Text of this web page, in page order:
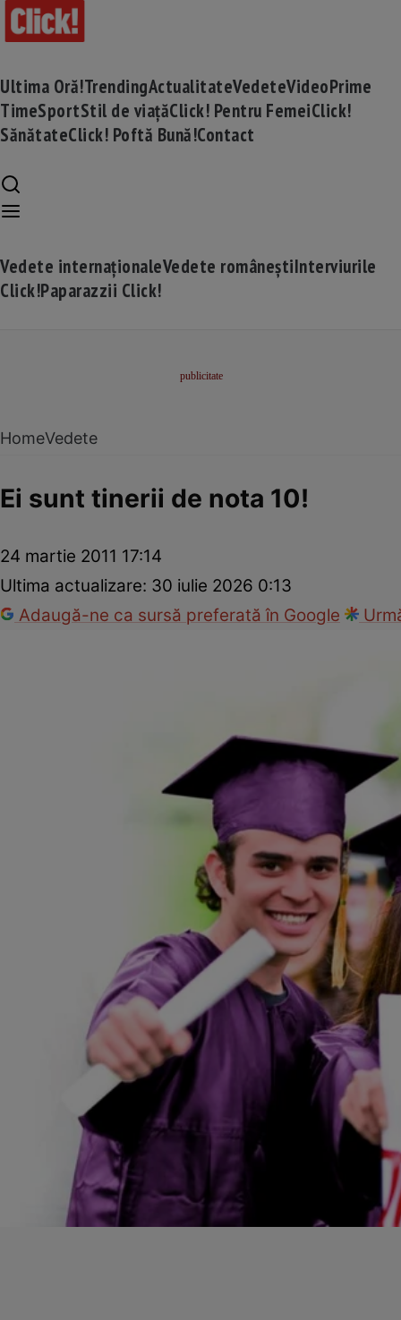
Ultima Oră!TrendingActualitateVedeteVideoPrime
TimeSportStil de viațăClick! Pentru FemeiClick!
SănătateClick! Poftă Bună!Contact
Vedete internaționaleVedete româneștiInterviurile
Click!Paparazzii Click!
HomeVedete
Ei sunt tinerii de nota 10!
24 martie 2011 17:14
Ultima actualizare: 30 iulie 2026 0:13
Adaugă-ne ca sursă preferată în Google